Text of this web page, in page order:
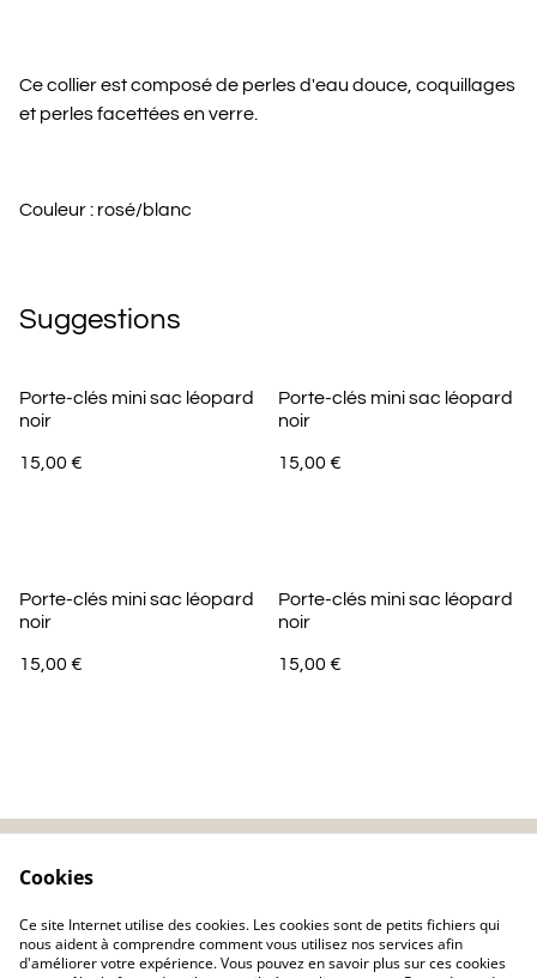
Ce collier est composé de perles d'eau douce, coquillages
et perles facettées en verre.
Couleur : rosé/blanc
Suggestions
Porte-clés mini sac léopard
noir
15,00 €
Porte-clés mini sac léopard
noir
15,00 €
Porte-clés mini sac léopard
noir
15,00 €
Porte-clés mini sac léopard
noir
15,00 €
confidentialité
Cookies
Ce site Internet utilise des cookies. Les cookies sont de petits fichiers qui
nous aident à comprendre comment vous utilisez nos services afin
d'améliorer votre expérience. Vous pouvez en savoir plus sur ces cookies